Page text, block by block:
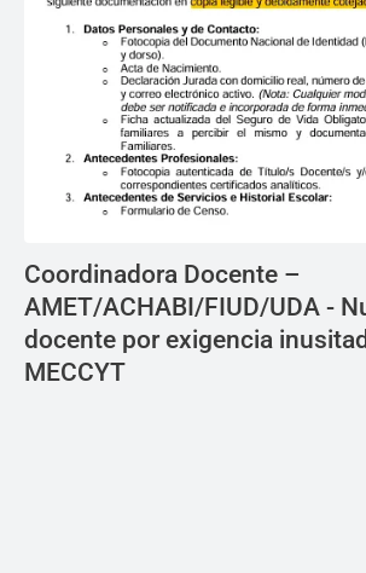
Coordinadora Docente –
AMET/ACHABI/FIUD/UDA -
docente por exigencia
MECCYT